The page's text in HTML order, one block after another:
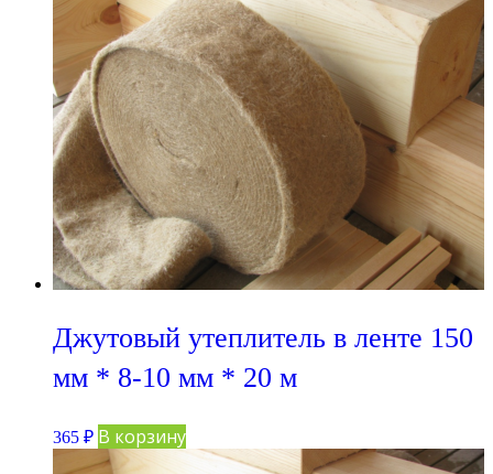
Джутовый утеплитель в ленте 150
мм * 8-10 мм * 20 м
365 ₽ В корзину